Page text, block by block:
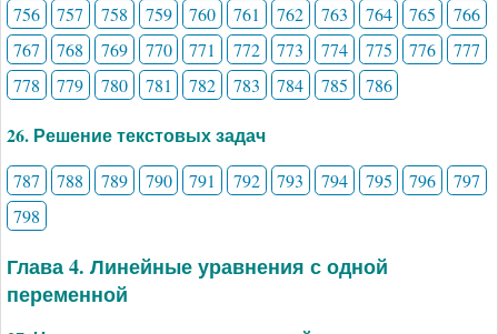
756 757 758 759 760 761 762 763 764 765
766
767
768 769 770 771 772 773 774 775 776
777
778
779 780 781 782 783 784 785 786
26. Решение текстовых задач
787 788 789 790 791 792 793 794 795 796
797
798
Глава 4. Линейные уравнения с одной
переменной